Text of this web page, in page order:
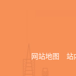
网站地图 站